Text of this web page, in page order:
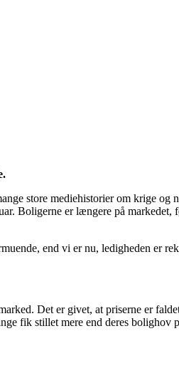
store mediehistorier om krige og
Boligerne er længere på markedet,
end vi er nu, ledigheden er
Det er givet, at priserne er
fik stillet mere end deres bolighov